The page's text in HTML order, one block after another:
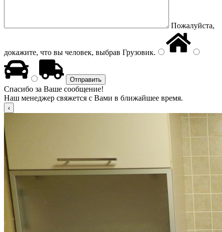
Пожалуйста,
докажите, что вы человек, выбрав Грузовик.
Спасибо за Ваше сообщение!
Наш менеджер свяжется с Вами в ближайшее время.